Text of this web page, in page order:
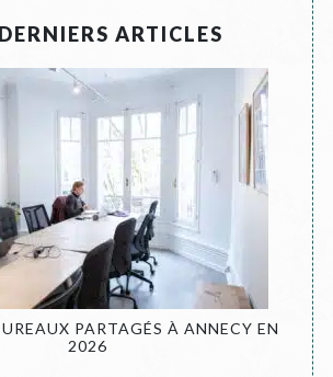
ARTICLES
PARTAGÉS À ANNECY EN
2026